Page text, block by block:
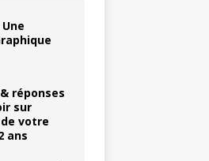
réponses
sur
votre
ans